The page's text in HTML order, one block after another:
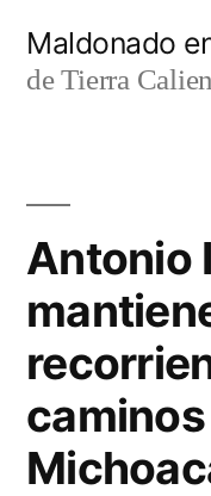
Maldonado
de Tierra
Antonio